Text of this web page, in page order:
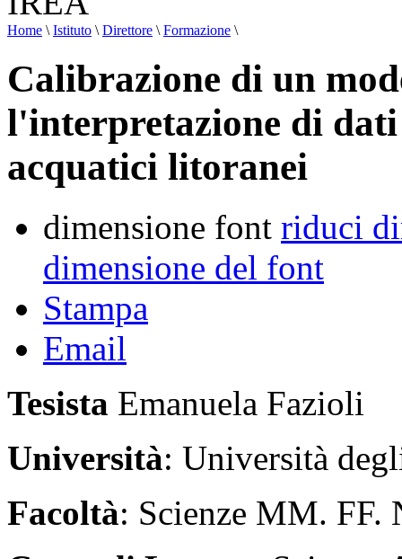
Home \ Istituto \ Direttore \ Formazione \
Calibrazione di un
l'interpretazione di
acquatici litoranei
dimensione font riduci
dimensione del font
Stampa
Email
Tesista Emanuela Fazioli
Università: Università
Facoltà: Scienze MM. FF.